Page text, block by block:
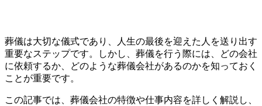
葬儀は大切な儀式であり、人生の最後を迎えた人を送り出す
重要なステップです。しかし、葬儀を行う際には、どの会社
に依頼するか、どのような葬儀会社があるのかを知っておく
ことが重要です。
この記事では、葬儀会社の特徴や仕事内容を詳しく解説し、